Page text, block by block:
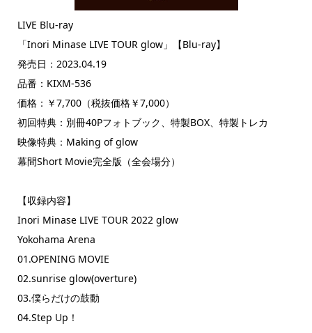
LIVE Blu-ray
「Inori Minase LIVE TOUR glow」【Blu-ray】
発売日：2023.04.19
品番：KIXM-536
価格：￥7,700（税抜価格￥7,000）
初回特典：別冊40Pフォトブック、特製BOX、特製トレカ
映像特典：Making of glow
幕間Short Movie完全版（全会場分）
【収録内容】
Inori Minase LIVE TOUR 2022 glow
Yokohama Arena
01.OPENING MOVIE
02.sunrise glow(overture)
03.僕らだけの鼓動
04.Step Up！